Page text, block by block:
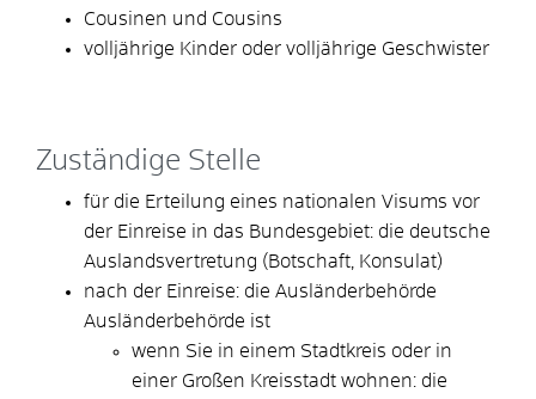
Cousinen und Cousins
volljährige Kinder oder volljährige Geschwister
Zuständige Stelle
für die Erteilung eines nationalen Visums vor
der Einreise in das Bundesgebiet: die deutsche
Auslandsvertretung (Botschaft, Konsulat)
nach der Einreise: die Ausländerbehörde
Ausländerbehörde ist
wenn Sie in einem Stadtkreis oder in
einer Großen Kreisstadt wohnen: die